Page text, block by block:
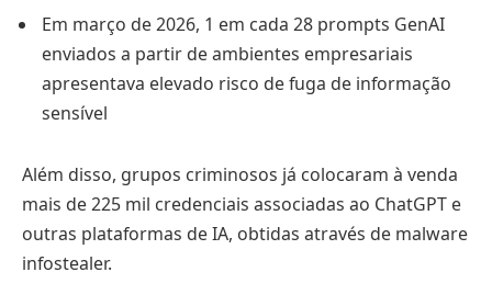
Em março de 2026, 1 em cada 28 prompts GenAI
enviados a partir de ambientes empresariais
apresentava elevado risco de fuga de informação
sensível
Além disso, grupos criminosos já colocaram à venda
mais de 225 mil credenciais associadas ao ChatGPT e
outras plataformas de IA, obtidas através de malware
infostealer.